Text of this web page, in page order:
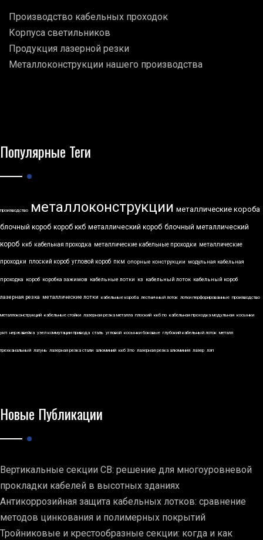
Производство кабельных проходок
Корпуса светильников
Продукция лазерной резки
Металлоконструкции нашего производства
Популярные Теги
производство металлоконструкции металлические короба
блочный короб короб ккб металлический короб блочный металлический
короб ккб кабельная проходка металлические кабельные проходки металлические
проходки плоский короб угловой короб пкм опорные конструкции модульная кабельная
проходка короб коробка зажимов кабельные лотки кз кабельный лоток кабельный короб
лазерная резка металлические лотки кабельные короба лестничный лоток лотки перфорированные производство
металлоконструкций кабельные стойки лазерная резка металла плоский ккб по кабельная проходка модульная косынки
укп нержавейка узел коммутации привода сталь угловой косынки боковые глубокий кабельный лоток металл
трехканальный латунь лазерная резка стали алюминий ккб 3по лазерная резка алюминия лазер лэп
Новые Публикации
Вертикальные секции СВ: решение для многоуровневой
прокладки кабелей в высотных зданиях
Антикоррозийная защита кабельных лотков: сравнение
методов цинкования и полимерных покрытий
Тройниковые и крестообразные секции: когда и как